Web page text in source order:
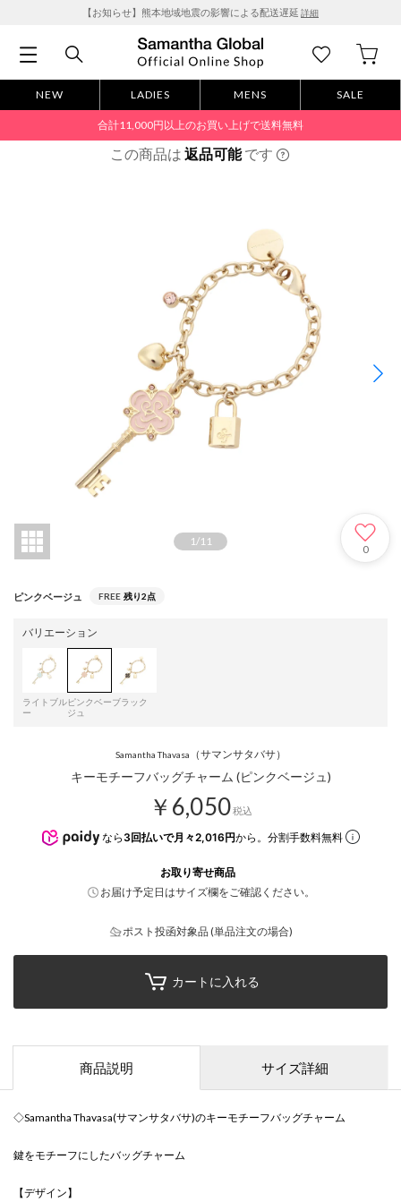
【お知らせ】熊本地域地震の影響による配送遅延 詳細
NEW LADIES MENS SALE
合計11,000円以上のお買い上げで送料無料
この商品は 返品可能です
1/11
0
ピンクベージュ FREE 残り2点
バリエーション
ライトブル
ー
ピンクベー
ジュ
ブラック
Samantha Thavasa （サマンサタバサ）
キーモチーフバッグチャーム (ピンクベージュ)
￥6,050税込
なら 3回払いで月々2,016円から。分割手数料無料
お取り寄せ商品
お届け予定日はサイズ欄をご確認ください。
ポスト投函対象品 (単品注文の場合)
カートに入れる
商品説明 サイズ詳細
◇Samantha Thavasa(サマンサタバサ)のキーモチーフバッグチャーム
鍵をモチーフにしたバッグチャーム
【デザイン】